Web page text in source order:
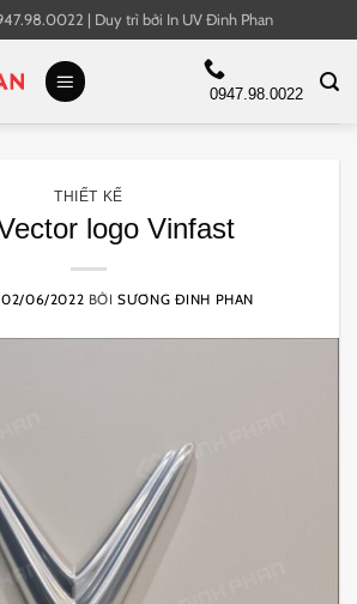
| Duy trì bởi In UV Đinh Phan
0947.98.0022
THIẾT KẾ
logo Vinfast
02/06/2022 BỞISƯƠNG ĐINH PHAN